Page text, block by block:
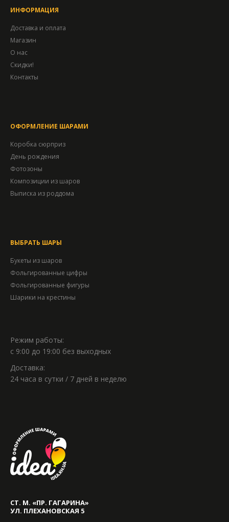
ИНФОРМАЦИЯ
Доставка и оплата
Магазин
О нас
Скидки!
Контакты
ОФОРМЛЕНИЕ ШАРАМИ
Коробка сюрприз
День рождения
Фотозоны
Композиции из шаров
Выписка из роддома
ВЫБРАТЬ ШАРЫ
Букеты из шаров
Фольгированные цифры
Фольгированные фигуры
Шарики на крестины
Режим работы:
с 9:00 до 19:00 без выходных
Доставка:
24 часа в сутки / 7 дней в неделю
СТ. М. «ПР. ГАГАРИНА»
УЛ. ПЛЕХАНОВСКАЯ 5